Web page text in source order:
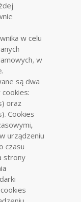
w celu
w
są dwa
oraz
Cookies
urządzeniu
czasu
strony